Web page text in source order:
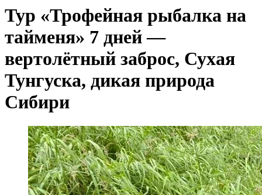
Тур «Трофейная рыбалка на
тайменя» 7 дней —
вертолётный заброс, Сухая
Тунгуска, дикая природа
Сибири